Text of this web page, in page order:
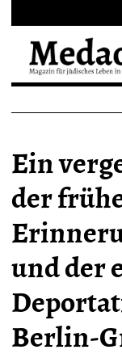
Ein
der
und der
Berlin-